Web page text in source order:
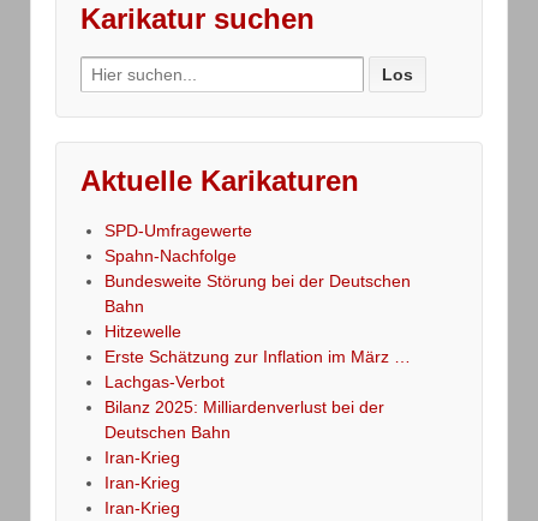
Karikatur suchen
Search
for:
Aktuelle Karikaturen
SPD-Umfragewerte
Spahn-Nachfolge
Bundesweite Störung bei der Deutschen
Bahn
Hitzewelle
Erste Schätzung zur Inflation im März …
Lachgas-Verbot
Bilanz 2025: Milliardenverlust bei der
Deutschen Bahn
Iran-Krieg
Iran-Krieg
Iran-Krieg